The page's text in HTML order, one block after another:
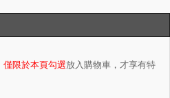
僅限於本頁勾選放入購物車，才享有特